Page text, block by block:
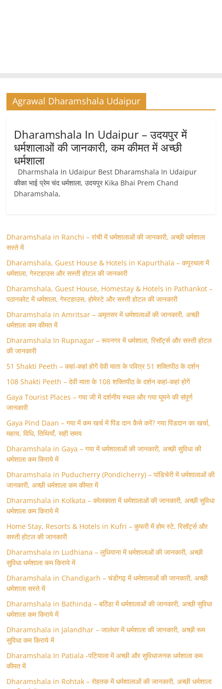
Agrawal Dharamshala Udaipur
Dharamshala In Udaipur – उदयपुर में
धर्मशालाओं की जानकारी, कम कीमत में अच्छी
धर्मशाला
Dharmshala In Udaipur Best Dharamshala In Udaipur
कीका भाई प्रेम चंद धर्मशाला, उदयपुर Kika Bhai Prem Chand
Dharamshala,
Dharamshala in Ranchi – रांची में धर्मशालाओं की जानकारी, अच्छी धर्मशाला
सस्ते में
Dharamshala, Guest House & Hotels in Kapurthala – कपूरथला में
धर्मशाला, गेस्टहाउस और सस्ती होटल की जानकारी
Dharamshala, Guest House, Homestay & Hotels in Pathankot –
पठानकोट में धर्मशाला, गेस्टहाउस, होमेस्टे और सस्ती होटल की जानकारी
Dharamshala in Amritsar – अमृतसर में धर्मशालाओं की जानकारी, अच्छी
धर्मशाला कम कीमत में
Dharamshala In Rupnagar – रूपनगर में धर्मशाला, रिसॉर्ट्स और सस्ती होटल
की जानकारी
51 Shakti Peeth – कहां-कहां होगें देवी माता के पवित्र 51 शक्तिपीठ के दर्शन
108 Shakti Peeth – देवी माता के 108 शक्तिपीठ के दर्शन कहां-कहां होगें
Gaya Tourist Places – गया जी में दर्शनीय स्थल और गया घूमने की संपूर्ण
जानकारी
Gaya Pind Daan – गया में कम खर्च में पिंड दान कैसे करें? गया पिंडदान का खर्चा,
महत्व, विधि, तिथियाँ, सही समय
Dharamshala in Gaya – गया में धर्मशालाओं की जानकारी, अच्छी सुविधा की
धर्मशाला कम किराये में
Dharamshala in Puducherry (Pondicherry) – पांडिचेरी में धर्मशालाओं की
जानकारी, अच्छी धर्मशाला कम कीमत में
Dharamshala in Kolkata – कोलकाता में धर्मशालाओं की जानकारी, अच्छी सुविधा
धर्मशाला कम किराये में
Home Stay, Resorts & Hotels in Kufri – कुफरी में होम स्‍टे, रिसॉर्ट्स और
सस्ती होटल की जानकारी
Dharamshala in Ludhiana – लुधियाना में धर्मशालाओं की जानकारी, अच्छी
सुविधा धर्मशाला कम किराये में
Dharamshala in Chandigarh – चंडीगढ़ में धर्मशालाओं की जानकारी, अच्छी
धर्मशाला सस्ते में
Dharamshala in Bathinda – बठिंडा में धर्मशालाओं की जानकारी, अच्छी सुविधा
धर्मशाला कम किराये में
Dharamshala in Jalandhar – जालंधर में धर्मशाला की जानकारी, अच्छी रूम
सुविधा कम किराये में
Dharamshala In Patiala -पटियाला में अच्छी और सुविधाजनक धर्मशाला कम
कीमत में
Dharamshala in Rohtak – रोहतक में धर्मशालाओं की जानकारी, अच्छी धर्मशाला